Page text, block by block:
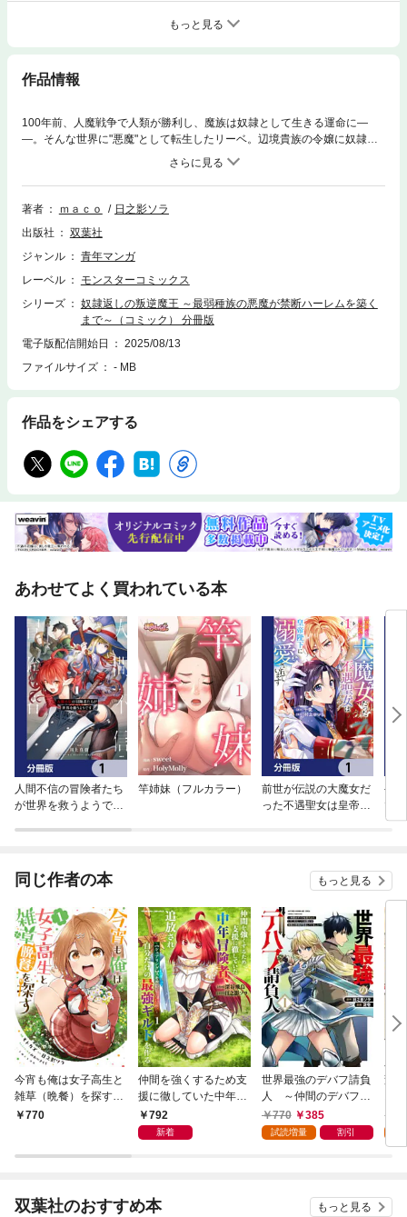
もっと見る
作品情報
100年前、人魔戦争で人類が勝利し、魔族は奴隷として生きる運命に―
―。そんな世界に"悪魔"として転生したリーベ。辺境貴族の令嬢に奴隷
（ペット）として仕える日々を送る。だが、彼は相手の弱点が見える特別
な眼を持っていた。その力と魔法を駆使し、奴隷契約を一時的に跳ね返す
魔法を開発する。「せっかく悪魔になったんだ。俺が魔族の希望に…最強
の魔王になってやろうじゃないか!!」最弱の悪魔が成り上がる叛逆ファン
著者 ｍａｃｏ
日之影ソラ
出版社
双葉社
ジャンル
青年マンガ
レーベル
モンスターコミックス
シリーズ
奴隷返しの叛逆魔王 ～最弱種族の悪魔が禁断ハーレムを築く
まで～（コミック） 分冊版
電子版配信開始日
2025/08/13
ファイルサイズ
- MB
作品をシェアする
あわせてよく買われている本
人間不信の冒険者たち
が世界を救うようです
竿姉妹（フルカラー）
前世が伝説の大魔女だ
った不遇聖女は皇帝陛
手
で
送
同じ作者の本 もっと見る
今宵も俺は女子高生と
雑草（晩餐）を探す
（コミック）１【電子
770
仲間を強くするため支
援に徹していた中年冒
険者、追放され自分だ
けの最強ギルドを作
恵に気づいたってもう
遅い！～1
792
新着
世界最強のデバフ請負
人 ～仲間のデバフを
肩代わりしていたら、
いつの間にか無敵の肉
770 385
試読増量 割引
変
一
る
才
1巻
双葉社のおすすめ本 もっと見る